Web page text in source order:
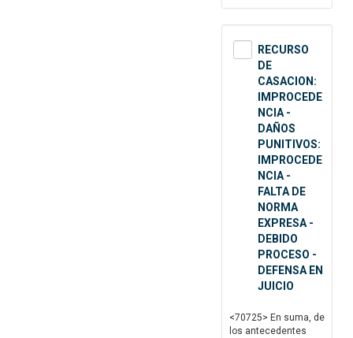
RECURSO
DE
CASACION:
IMPROCEDE
NCIA -
DAÑOS
PUNITIVOS:
IMPROCEDE
NCIA -
FALTA DE
NORMA
EXPRESA -
DEBIDO
PROCESO -
DEFENSA EN
JUICIO
<70725> En suma, de
los antecedentes